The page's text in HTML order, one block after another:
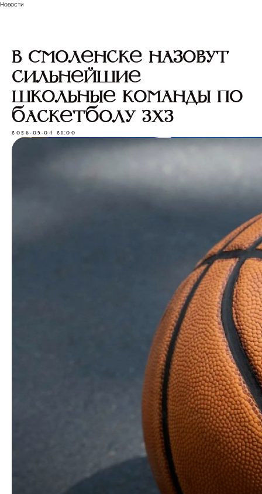
Новости
В Смоленске назовут
сильнейшие
школьные команды по
баскетболу 3х3
2026-05-04 21:00